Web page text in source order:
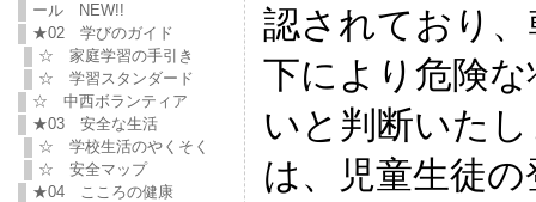
ール NEW!!
★02 学びのガイド
☆ 家庭学習の手引き
☆ 学習スタンダード
☆ 中西ボランティア
★03 安全な生活
☆ 学校生活のやくそく
☆ 安全マップ
★04 こころの健康
認されており
下により危険
いと判断いた
は、児童生徒